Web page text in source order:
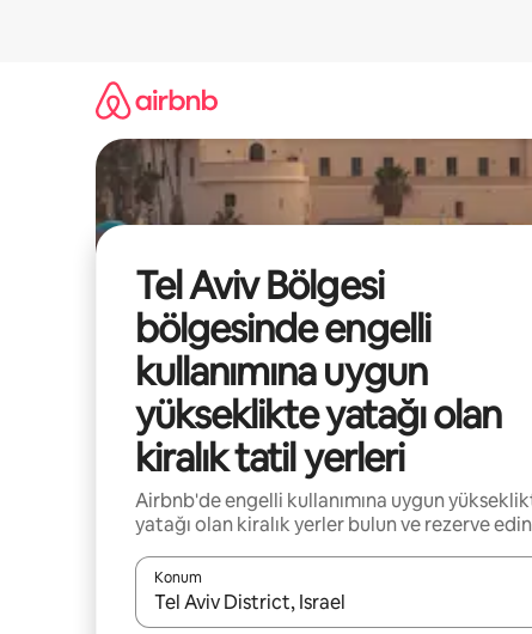
Tel Aviv Bölgesi
bölgesinde engelli
kullanımına uygun
yükseklikte yatağı olan
kiralık tatil yerleri
Airbnb'de engelli kullanımına uygun
yatağı olan kiralık yerler bulun ve rezerve edin
Konum
Sonuçlar kullanılabilir olduğunda yukarı ve